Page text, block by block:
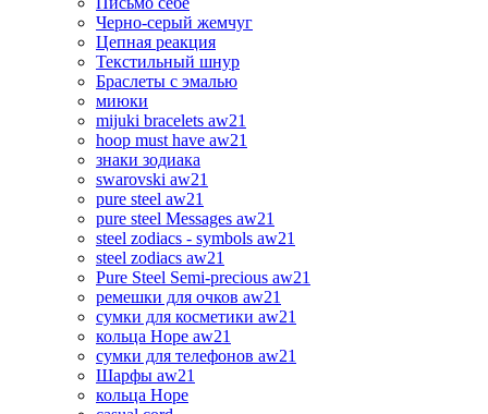
Черно-серый жемчуг
Цепная реакция
Текстильный шнур
Браслеты с эмалью
миюки
mijuki bracelets aw21
hoop must have aw21
знаки зодиака
swarovski aw21
pure steel aw21
pure steel Messages aw21
steel zodiacs - symbols aw21
steel zodiacs aw21
Pure Steel Semi-precious aw21
ремешки для очков aw21
сумки для косметики aw21
кольца Hope aw21
сумки для телефонов aw21
Шарфы aw21
кольца Hope